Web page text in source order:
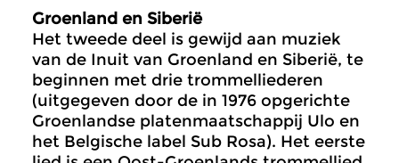
Groenland en Siberië
Het tweede deel is gewijd aan muziek
van de Inuit van Groenland en Siberië, te
beginnen met drie trommelliederen
(uitgegeven door de in 1976 opgerichte
Groenlandse platenmaatschappij Ulo en
het Belgische label Sub Rosa). Het eerste